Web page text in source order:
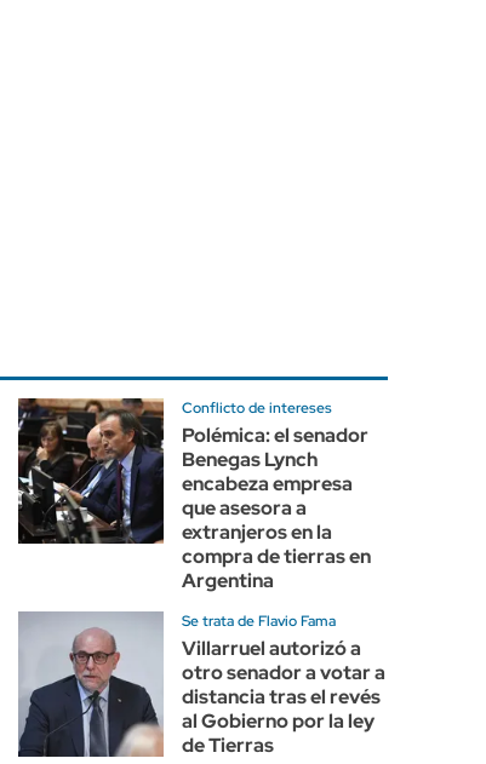
Conflicto de intereses
Polémica: el senador
Benegas Lynch
encabeza empresa
que asesora a
extranjeros en la
compra de tierras en
Argentina
Se trata de Flavio Fama
Villarruel autorizó a
otro senador a votar a
distancia tras el revés
al Gobierno por la ley
de Tierras